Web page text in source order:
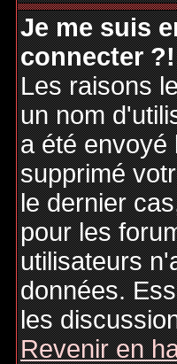
Je me suis
connecter ?!
Les raisons
un nom
a été envoyé
supprimé
le dernier
pour les
utilisateurs
données.
les
Revenir en